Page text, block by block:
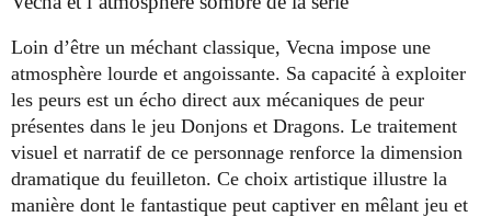
Loin d’être un méchant classique, Vecna impose une
atmosphère lourde et angoissante. Sa capacité à exploiter
les peurs est un écho direct aux mécaniques de peur
présentes dans le jeu Donjons et Dragons. Le traitement
visuel et narratif de ce personnage renforce la dimension
dramatique du feuilleton. Ce choix artistique illustre la
manière dont le fantastique peut captiver en mêlant jeu et